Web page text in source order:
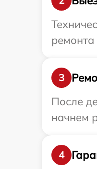
3
После
начнем
4